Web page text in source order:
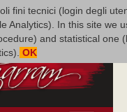
fini tecnici (login degli
Analytics). In this site we
and statistical one
OK